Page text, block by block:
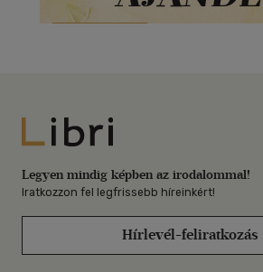
Libri
Legyen mindig képben az irodalommal!
Iratkozzon fel legfrissebb híreinkért!
Hírlevél-feliratkozás